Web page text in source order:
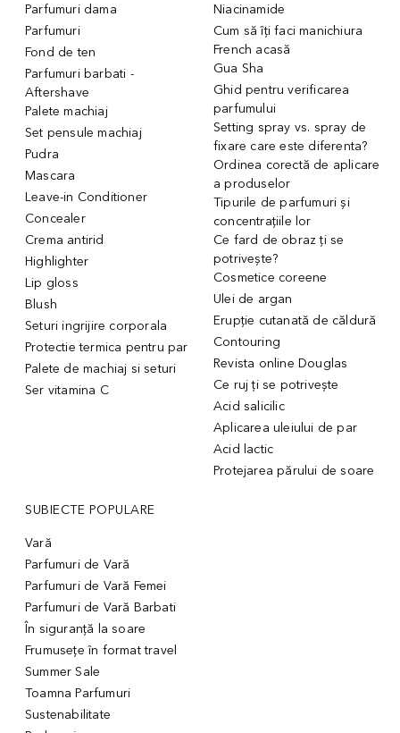
Parfumuri dama
Parfumuri
Fond de ten
Parfumuri barbati -
Aftershave
Palete machiaj
Set pensule machiaj
Pudra
Mascara
Leave-in Conditioner
Concealer
Crema antirid
Highlighter
Lip gloss
Blush
Seturi ingrijire corporala
Protectie termica pentru par
Palete de machiaj si seturi
Ser vitamina C
Niacinamide
Cum să îți faci manichiura
French acasă
Gua Sha
Ghid pentru verificarea
parfumului
Setting spray vs. spray de
fixare care este diferenta?
Ordinea corectă de aplicare
a produselor
Tipurile de parfumuri și
concentrațiile lor
Ce fard de obraz ți se
potrivește?
Cosmetice coreene
Ulei de argan
Erupție cutanată de căldură
Contouring
Revista online Douglas
Ce ruj ți se potrivește
Acid salicilic
Aplicarea uleiului de par
Acid lactic
Protejarea părului de soare
SUBIECTE POPULARE
Vară
Parfumuri de Vară
Parfumuri de Vară Femei
Parfumuri de Vară Barbati
În siguranță la soare
Frumusețe în format travel
Summer Sale
Toamna Parfumuri
Sustenabilitate